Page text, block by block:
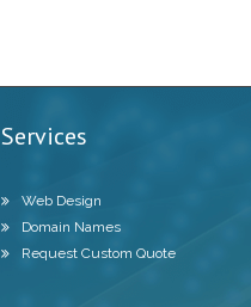
Services
Web Design
Domain Names
Request Custom Quote